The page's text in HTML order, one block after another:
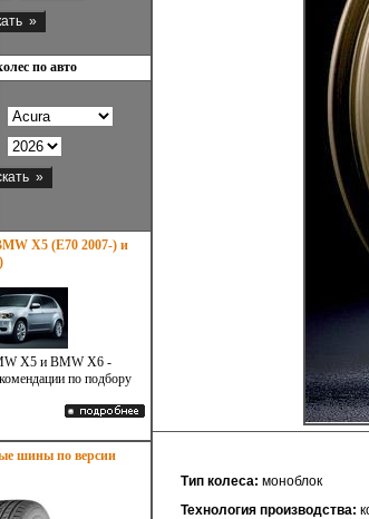
по авто
X5 (E70 2007-) и
X5 и BMW X6 -
по подбору
шины по версии
Тип колеса: моноблок
Технология производства: